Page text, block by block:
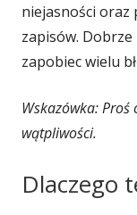
niejasności oraz
zapisów.
zapobiec wielu
Wskazówka:
wątpliwości.
Dlaczego